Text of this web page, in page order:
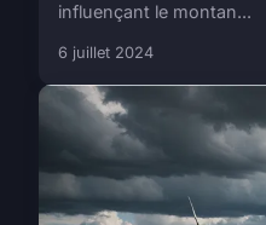
influençant le montan...
6 juillet 2024